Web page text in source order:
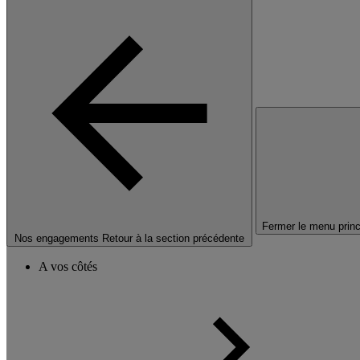
Nos engagements Retour à la section précédente
Fermer le menu
A vos côtés